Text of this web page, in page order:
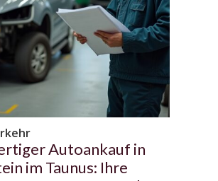
Autoankauf in
im Taunus: Ihre